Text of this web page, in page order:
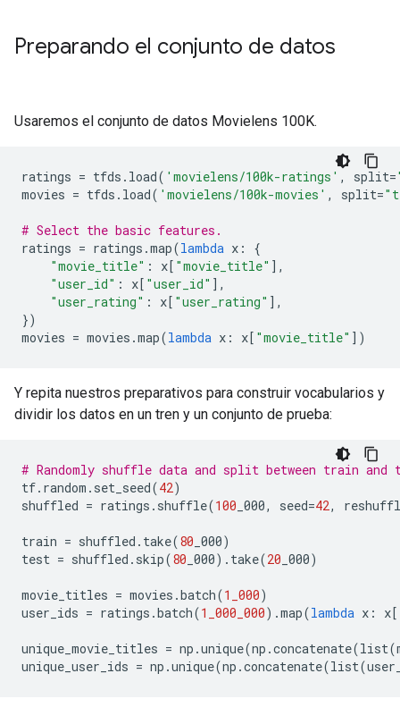
Preparando el conjunto de datos
Usaremos el conjunto de datos Movielens 100K.
ratings = tfds . load( 'movielens/100k-ratings' , split=
movies = tfds . load( 'movielens/100k-movies' , split=
# Select the basic features.
ratings = ratings .map(lambda x :
{
"movie_title" : x[ "movie_title" ],
"user_id" : x[ "user_id" ],
"user_rating" : x[ "user_rating" ],
})
movies = movies .map(lambda x : x[ "movie_title" ])
Y repita nuestros preparativos para construir vocabularios y
dividir los datos en un tren y un conjunto de prueba:
# Randomly shuffle data and split between train and
tf. random . set_seed(42)
shuffled = ratings . shuffle(100 _000, seed=42,
train = shuffled . take(80 _000)
test = shuffled . skip(80 _000). take(20 _000)
movie_titles = movies .batch(1_000)
user_ids = ratings .batch(1_000_000).map(lambda x : x[
unique_movie_titles = np .unique(np .concatenate(list(
unique_user_ids = np .unique(np .concatenate(list(